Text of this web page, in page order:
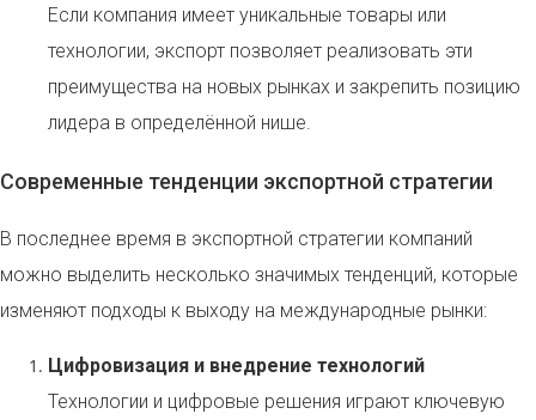
Если компания имеет уникальные товары или
технологии, экспорт позволяет реализовать эти
преимущества на новых рынках и закрепить позицию
лидера в определённой нише.
Современные тенденции экспортной стратегии
В последнее время в экспортной стратегии компаний
можно выделить несколько значимых тенденций, которые
изменяют подходы к выходу на международные рынки:
Цифровизация и внедрение технологий
Технологии и цифровые решения играют ключевую